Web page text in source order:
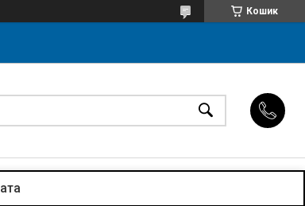
Кошик